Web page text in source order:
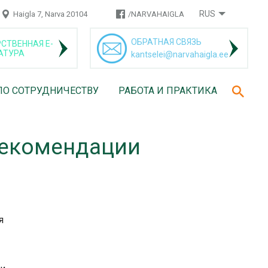
RUS
Haigla 7, Narva 20104 /NARVAHAIGLA
Е-
ОБРАТНАЯ СВЯЗЬ
kantselei@narvahaigla.ee
СОТРУДНИЧЕСТВУ РАБОТА И ПРАКТИКА